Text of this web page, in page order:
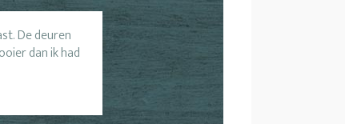
De deuren
dan ik had